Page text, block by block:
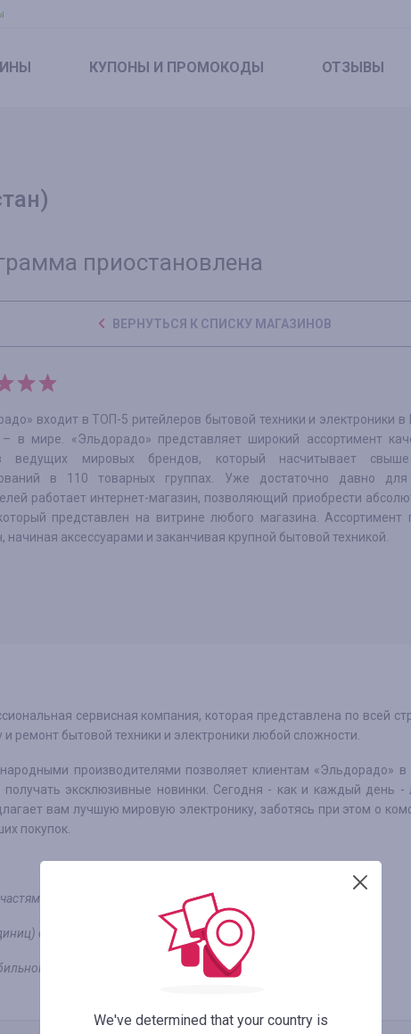
КУПОНЫ И ПРОМОКОДЫ ОТЗЫВЫ
приостановлена
ВЕРНУТЬСЯ К СПИСКУ МАГАЗИНОВ
входит в ТОП-5 ритейлеров бытовой техники и электроники в
в мире. «Эльдорадо» представляет широкий ассортимент
ведущих мировых брендов, который насчитывает
в 110 товарных группах. Уже достаточно давно для
работает интернет-магазин, позволяющий приобрести
представлен на витрине любого магазина. Ассортимент
начиная аксессуарами и заканчивая крупной бытовой техникой.
сервисная компания, которая представлена по всей
ремонт бытовой техники и электроники любой сложности.
производителями позволяет клиентам «Эльдорадо» в
эксклюзивные новинки. Сегодня - как и каждый день -
вам лучшую мировую электронику, заботясь при этом о
покупок.
будут отклонены при сверке.
с кешбек-сервиса не оплачиваются.
приложении магазина Эльдорадо (Android или iOS).
We've determined that your country is